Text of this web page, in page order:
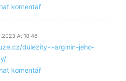
komentář
At 10:46
dulezity-l-arginin-jeho-
komentář